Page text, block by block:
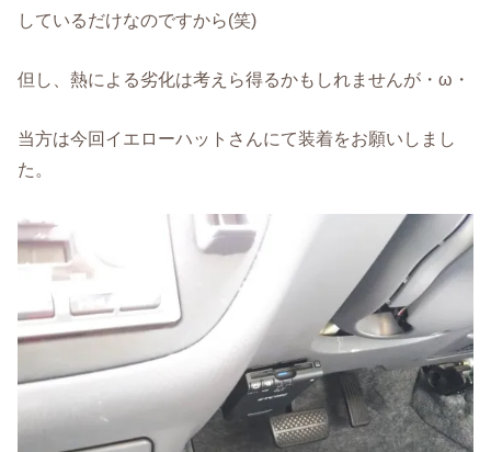
しているだけなのですから(笑)
但し、熱による劣化は考えら得るかもしれませんが・ω・
当方は今回イエローハットさんにて装着をお願いしまし
た。